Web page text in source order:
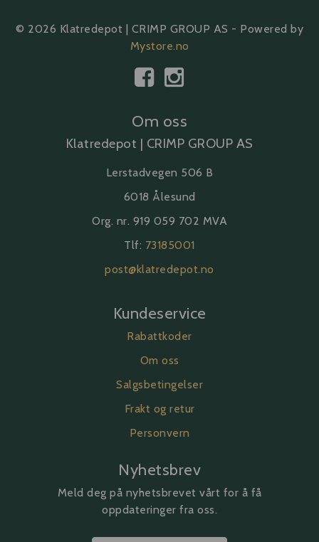
© 2026 Klatredepot | CRIMP GROUP AS - Powered by
Mystore.no
Om oss
Klatredepot | CRIMP GROUP AS
Lerstadvegen 506 B
6018 Ålesund
Org. nr. 919 059 702 MVA
Tlf: 73185001
post@klatredepot.no
Kundeservice
Rabattkoder
Om oss
Salgsbetingelser
Frakt og retur
Personvern
Nyhetsbrev
Meld deg på nyhetsbrevet vårt for å få
oppdateringer fra oss.